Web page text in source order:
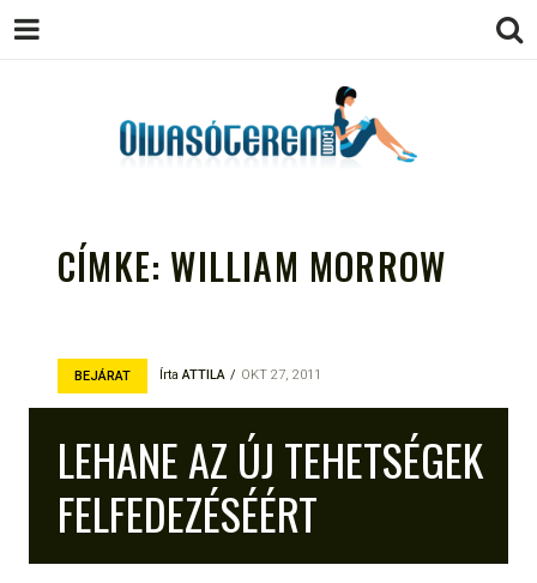
EGÉSZSÉGES OLVASÁS
TÁMOGATÓJA
CÍMKE: WILLIAM MORROW
BEJÁRAT ÍrtaATTILA OKT 27, 2011
LEHANE AZ ÚJ TEHETSÉGEK
FELFEDEZÉSÉÉRT